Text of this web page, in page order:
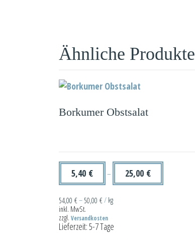
Ähnliche Produkte
Borkumer Obstsalat
5,40 € – 25,00 €
54,00 €– 50,00 €/ kg
inkl. MwSt.
zzgl. Versandkosten
Lieferzeit:5-7 Tage